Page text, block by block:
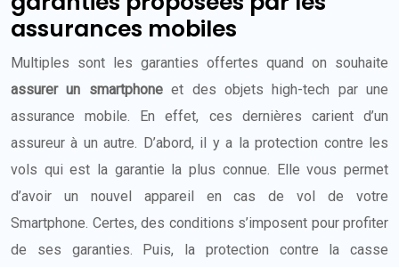
assurances mobiles
Multiples sont les garanties offertes quand on souhaite
assurer un smartphoneet des objets high-tech par une
assurance mobile. En effet, ces dernières carient d’un
assureur à un autre. D’abord, il y a la protection contre les
vols qui est la garantie la plus connue. Elle vous permet
d’avoir un nouvel appareil en cas de vol de votre
Smartphone. Certes, des conditions s’imposent pour profiter
de ses garanties. Puis, la protection contre la casse